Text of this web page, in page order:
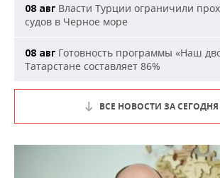
08 авг Власти Турции ограничили
судов в Черное море
08 авг Готовность программы «Наш
Татарстане составляет 86%
ВСЕ НОВОСТИ ЗА СЕГОДНЯ